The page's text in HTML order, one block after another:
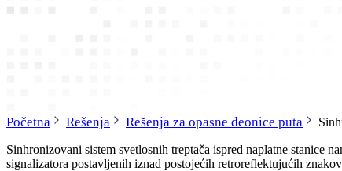
Početna Rešenja Rešenja za opasne deonice puta
Sinhronizovani sistem svetlosnih treptača ispred naplatne stanice
signalizatora postavljenih iznad postojećih retroreflektujućih